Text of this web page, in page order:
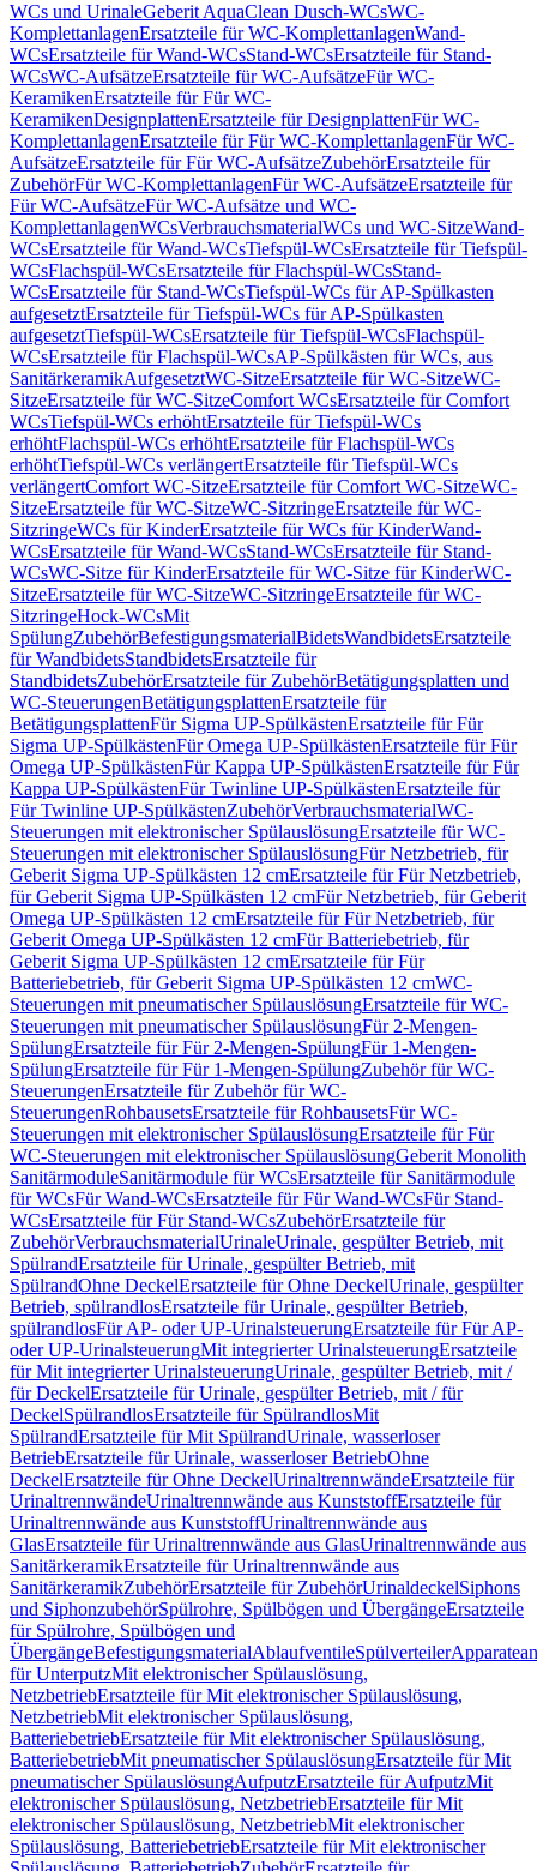
WCs und UrinaleGeberit AquaClean Dusch-WCsWC-
KomplettanlagenErsatzteile für WC-KomplettanlagenWand-
WCsErsatzteile für Wand-WCsStand-WCsErsatzteile für Stand-
WCsWC-AufsätzeErsatzteile für WC-AufsätzeFür WC-
KeramikenErsatzteile für Für WC-
KeramikenDesignplattenErsatzteile für DesignplattenFür WC-
KomplettanlagenErsatzteile für Für WC-KomplettanlagenFür WC-
AufsätzeErsatzteile für Für WC-AufsätzeZubehörErsatzteile für
ZubehörFür WC-KomplettanlagenFür WC-AufsätzeErsatzteile für
Für WC-AufsätzeFür WC-Aufsätze und WC-
KomplettanlagenWCsVerbrauchsmaterialWCs und WC-SitzeWand-
WCsErsatzteile für Wand-WCsTiefspül-WCsErsatzteile für Tiefspül-
WCsFlachspül-WCsErsatzteile für Flachspül-WCsStand-
WCsErsatzteile für Stand-WCsTiefspül-WCs für AP-Spülkasten
aufgesetztErsatzteile für Tiefspül-WCs für AP-Spülkasten
aufgesetztTiefspül-WCsErsatzteile für Tiefspül-WCsFlachspül-
WCsErsatzteile für Flachspül-WCsAP-Spülkästen für WCs, aus
SanitärkeramikAufgesetztWC-SitzeErsatzteile für WC-SitzeWC-
SitzeErsatzteile für WC-SitzeComfort WCsErsatzteile für Comfort
WCsTiefspül-WCs erhöhtErsatzteile für Tiefspül-WCs
erhöhtFlachspül-WCs erhöhtErsatzteile für Flachspül-WCs
erhöhtTiefspül-WCs verlängertErsatzteile für Tiefspül-WCs
verlängertComfort WC-SitzeErsatzteile für Comfort WC-SitzeWC-
SitzeErsatzteile für WC-SitzeWC-SitzringeErsatzteile für WC-
SitzringeWCs für KinderErsatzteile für WCs für KinderWand-
WCsErsatzteile für Wand-WCsStand-WCsErsatzteile für Stand-
WCsWC-Sitze für KinderErsatzteile für WC-Sitze für KinderWC-
SitzeErsatzteile für WC-SitzeWC-SitzringeErsatzteile für WC-
SitzringeHock-WCsMit
SpülungZubehörBefestigungsmaterialBidetsWandbidetsErsatzteile
für WandbidetsStandbidetsErsatzteile für
StandbidetsZubehörErsatzteile für ZubehörBetätigungsplatten und
WC-SteuerungenBetätigungsplattenErsatzteile für
BetätigungsplattenFür Sigma UP-SpülkästenErsatzteile für Für
Sigma UP-SpülkästenFür Omega UP-SpülkästenErsatzteile für Für
Omega UP-SpülkästenFür Kappa UP-SpülkästenErsatzteile für Für
Kappa UP-SpülkästenFür Twinline UP-SpülkästenErsatzteile für
Für Twinline UP-SpülkästenZubehörVerbrauchsmaterialWC-
Steuerungen mit elektronischer SpülauslösungErsatzteile für WC-
Steuerungen mit elektronischer SpülauslösungFür Netzbetrieb, für
Geberit Sigma UP-Spülkästen 12 cmErsatzteile für Für Netzbetrieb,
für Geberit Sigma UP-Spülkästen 12 cmFür Netzbetrieb, für Geberit
Omega UP-Spülkästen 12 cmErsatzteile für Für Netzbetrieb, für
Geberit Omega UP-Spülkästen 12 cmFür Batteriebetrieb, für
Geberit Sigma UP-Spülkästen 12 cmErsatzteile für Für
Batteriebetrieb, für Geberit Sigma UP-Spülkästen 12 cmWC-
Steuerungen mit pneumatischer SpülauslösungErsatzteile für WC-
Steuerungen mit pneumatischer SpülauslösungFür 2-Mengen-
SpülungErsatzteile für Für 2-Mengen-SpülungFür 1-Mengen-
SpülungErsatzteile für Für 1-Mengen-SpülungZubehör für WC-
SteuerungenErsatzteile für Zubehör für WC-
SteuerungenRohbausetsErsatzteile für RohbausetsFür WC-
Steuerungen mit elektronischer SpülauslösungErsatzteile für Für
WC-Steuerungen mit elektronischer SpülauslösungGeberit Monolith
SanitärmoduleSanitärmodule für WCsErsatzteile für Sanitärmodule
für WCsFür Wand-WCsErsatzteile für Für Wand-WCsFür Stand-
WCsErsatzteile für Für Stand-WCsZubehörErsatzteile für
ZubehörVerbrauchsmaterialUrinaleUrinale, gespülter Betrieb, mit
SpülrandErsatzteile für Urinale, gespülter Betrieb, mit
SpülrandOhne DeckelErsatzteile für Ohne DeckelUrinale, gespülter
Betrieb, spülrandlosErsatzteile für Urinale, gespülter Betrieb,
spülrandlosFür AP- oder UP-UrinalsteuerungErsatzteile für Für AP-
oder UP-UrinalsteuerungMit integrierter UrinalsteuerungErsatzteile
für Mit integrierter UrinalsteuerungUrinale, gespülter Betrieb, mit /
für DeckelErsatzteile für Urinale, gespülter Betrieb, mit / für
DeckelSpülrandlosErsatzteile für SpülrandlosMit
SpülrandErsatzteile für Mit SpülrandUrinale, wasserloser
BetriebErsatzteile für Urinale, wasserloser BetriebOhne
DeckelErsatzteile für Ohne DeckelUrinaltrennwändeErsatzteile für
UrinaltrennwändeUrinaltrennwände aus KunststoffErsatzteile für
Urinaltrennwände aus KunststoffUrinaltrennwände aus
GlasErsatzteile für Urinaltrennwände aus GlasUrinaltrennwände aus
SanitärkeramikErsatzteile für Urinaltrennwände aus
SanitärkeramikZubehörErsatzteile für ZubehörUrinaldeckelSiphons
und SiphonzubehörSpülrohre, Spülbögen und ÜbergängeErsatzteile
für Spülrohre, Spülbögen und
ÜbergängeBefestigungsmaterialAblaufventileSpülverteiler
für UnterputzMit elektronischer Spülauslösung,
NetzbetriebErsatzteile für Mit elektronischer Spülauslösung,
NetzbetriebMit elektronischer Spülauslösung,
BatteriebetriebErsatzteile für Mit elektronischer Spülauslösung,
BatteriebetriebMit pneumatischer SpülauslösungErsatzteile für Mit
pneumatischer SpülauslösungAufputzErsatzteile für AufputzMit
elektronischer Spülauslösung, NetzbetriebErsatzteile für Mit
elektronischer Spülauslösung, NetzbetriebMit elektronischer
Spülauslösung, BatteriebetriebErsatzteile für Mit elektronischer